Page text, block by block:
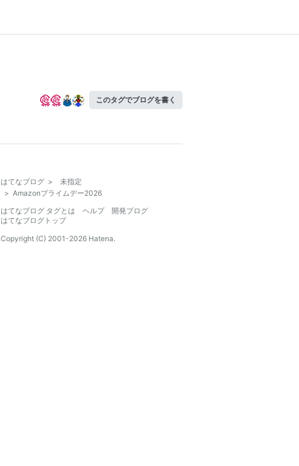
このタグでブログを書く
はてなブログ >
未指定
> Amazonプライムデー2026
はてなブログ タグとは
ヘルプ
開発ブログ
はてなブログトップ
Copyright (C) 2001-2026 Hatena.